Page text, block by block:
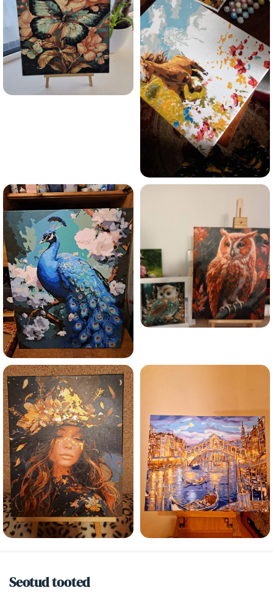
Seotud tooted
Olen tutvunud Maalihobi.ee privaatsuspoliitikaga ja
nõustun sellega
Maalihobi.eePrivaatsuspoliitika
TELLI